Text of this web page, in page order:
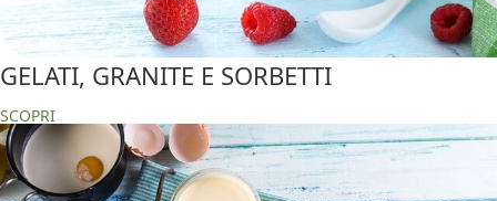
GELATI, GRANITE E SORBETTI
SCOPRI